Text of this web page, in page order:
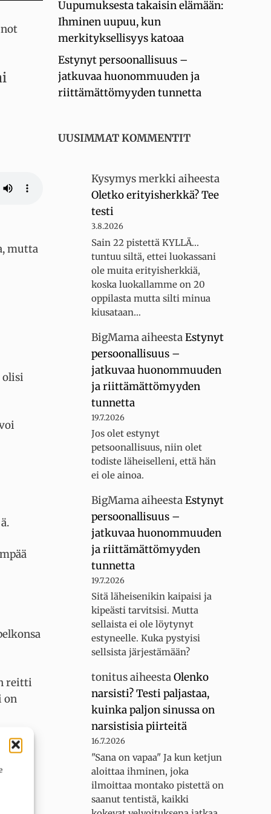
mutta
olisi
reitti
on
Uupumuksesta takaisin elämään:
Ihminen uupuu, kun
merkityksellisyys katoaa
Estynyt persoonallisuus –
jatkuvaa huonommuuden ja
riittämättömyyden tunnetta
UUSIMMAT KOMMENTIT
Kysymys merkki aiheesta
Oletko erityisherkkä? Tee
testi
3.8.2026
Sain 22 pistettä KYLLÄ...
tuntuu siltä, ettei luokassani
ole muita erityisherkkiä,
koska luokallamme on 20
oppilasta mutta silti minua
kiusataan…
BigMamaaiheestaEstynyt
persoonallisuus –
jatkuvaa huonommuuden
ja riittämättömyyden
tunnetta
19.7.2026
Jos olet estynyt
petsoonallisuus, niin olet
todiste läheiselleni, että hän
ei ole ainoa.
BigMamaaiheestaEstynyt
persoonallisuus –
jatkuvaa huonommuuden
ja riittämättömyyden
tunnetta
19.7.2026
Sitä läheisenikin kaipaisi ja
kipeästi tarvitsisi. Mutta
sellaista ei ole löytynyt
estyneelle. Kuka pystyisi
sellsista järjestämään?
tonitusaiheestaOlenko
narsisti? Testi paljastaa,
kuinka paljon sinussa on
narsistisia piirteitä
16.7.2026
"Sana on vapaa" Ja kun ketjun
aloittaa ihminen, joka
ilmoittaa montako pistettä on
saanut tentistä, kaikki